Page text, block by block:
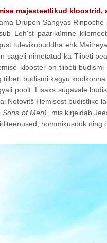
majesteetlikud
Drupon Sangyas
Leh'st paarikümne
tulevikubuddha ehk
sageli nimetatud ka Tiibeti
klooster on tiibeti
budismi kagyu
poolt. Lisaks sügavale
Notovitš Hemisest budistlike
Sons of Men) , mis kirjeldab
hommikusöök ning